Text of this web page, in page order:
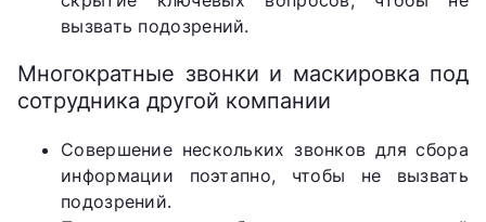
вызвать подозрений.
Многократные звонки и маскировка под
сотрудника другой компании
Совершение нескольких звонков для сбора
информации поэтапно, чтобы не вызвать
подозрений.